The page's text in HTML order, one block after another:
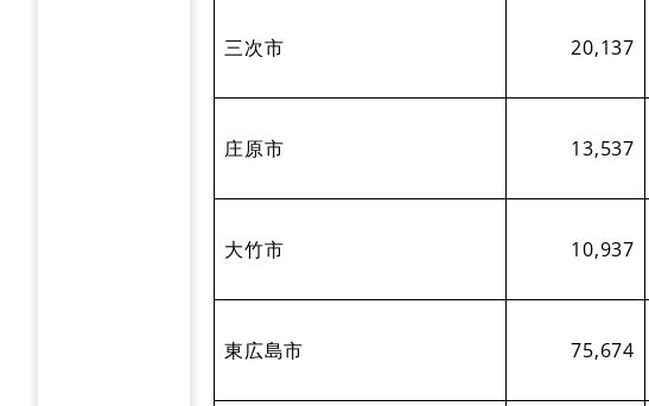
三次市 20,137
庄原市 13,537
大竹市 10,937
東広島市 75,674